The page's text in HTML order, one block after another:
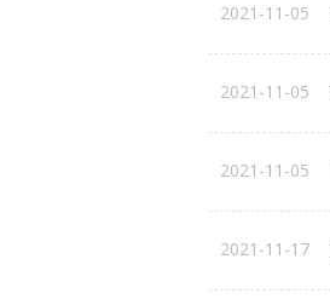
2021-11-05
2021-11-05
2021-11-05
2021-11-17